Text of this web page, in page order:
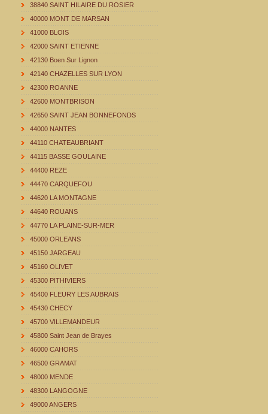
38840 SAINT HILAIRE DU ROSIER
40000 MONT DE MARSAN
41000 BLOIS
42000 SAINT ETIENNE
42130 Boen Sur Lignon
42140 CHAZELLES SUR LYON
42300 ROANNE
42600 MONTBRISON
42650 SAINT JEAN BONNEFONDS
44000 NANTES
44110 CHATEAUBRIANT
44115 BASSE GOULAINE
44400 REZE
44470 CARQUEFOU
44620 LA MONTAGNE
44640 ROUANS
44770 LA PLAINE-SUR-MER
45000 ORLEANS
45150 JARGEAU
45160 OLIVET
45300 PITHIVIERS
45400 FLEURY LES AUBRAIS
45430 CHECY
45700 VILLEMANDEUR
45800 Saint Jean de Brayes
46000 CAHORS
46500 GRAMAT
48000 MENDE
48300 LANGOGNE
49000 ANGERS